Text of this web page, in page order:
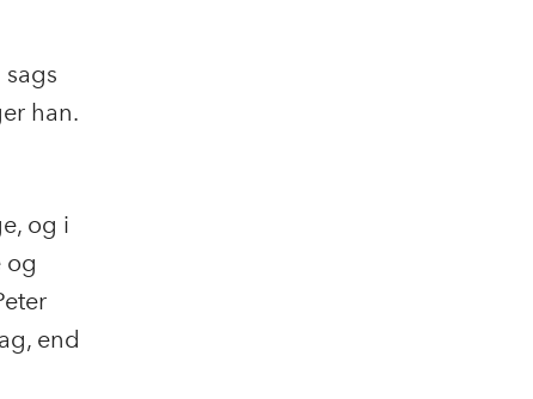
han.
og i
og
end